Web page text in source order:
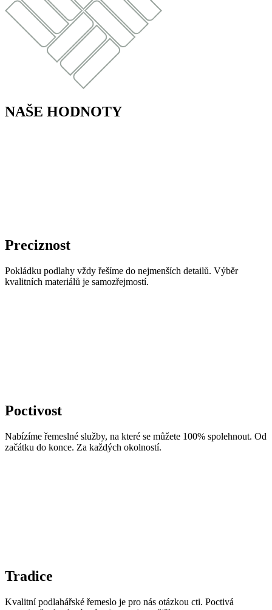
NAŠE HODNOTY
Preciznost
Pokládku podlahy vždy řešíme do nejmenších detailů. Výběr
kvalitních materiálů je samozřejmostí.
Poctivost
Nabízíme řemeslné služby, na které se můžete 100% spolehnout. Od
začátku do konce. Za každých okolností.
Tradice
Kvalitní podlahářské řemeslo je pro nás otázkou cti. Poctivá